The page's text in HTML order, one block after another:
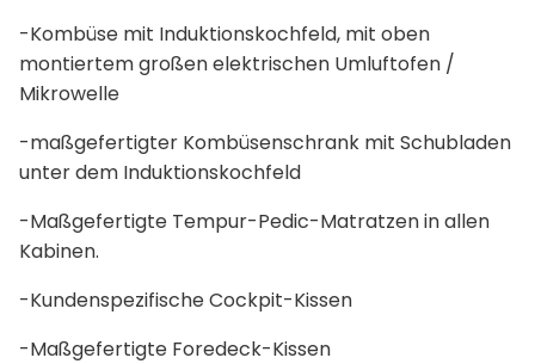
-Kombüse mit Induktionskochfeld, mit oben
montiertem großen elektrischen Umluftofen /
Mikrowelle
-maßgefertigter Kombüsenschrank mit Schubladen
unter dem Induktionskochfeld
-Maßgefertigte Tempur-Pedic-Matratzen in allen
Kabinen.
-Kundenspezifische Cockpit-Kissen
-Maßgefertigte Foredeck-Kissen